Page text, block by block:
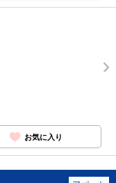
お気に入り